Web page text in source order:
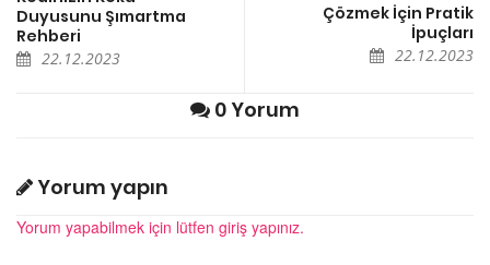
Duyusunu Şımartma
Rehberi
22.12.2023
Çözmek İçin Pratik
İpuçları
22.12.2023
0 Yorum
Yorum yapın
Yorum yapabilmek için lütfen giriş yapınız.